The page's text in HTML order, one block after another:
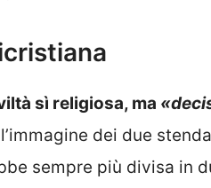
sì religiosa, ma
dei due
sempre più divisa in